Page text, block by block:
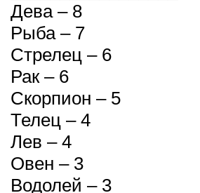
Дева – 8
Рыба – 7
Стрелец – 6
Рак – 6
Скорпион – 5
Телец – 4
Лев – 4
Овен – 3
Водолей – 3